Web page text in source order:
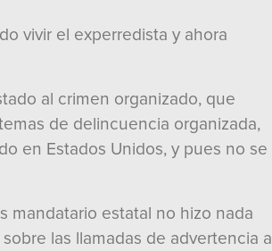
vivir el experredista y ahora
al crimen organizado, que
de delincuencia organizada,
en Estados Unidos, y pues no se
mandatario estatal no hizo nada
las llamadas de advertencia a